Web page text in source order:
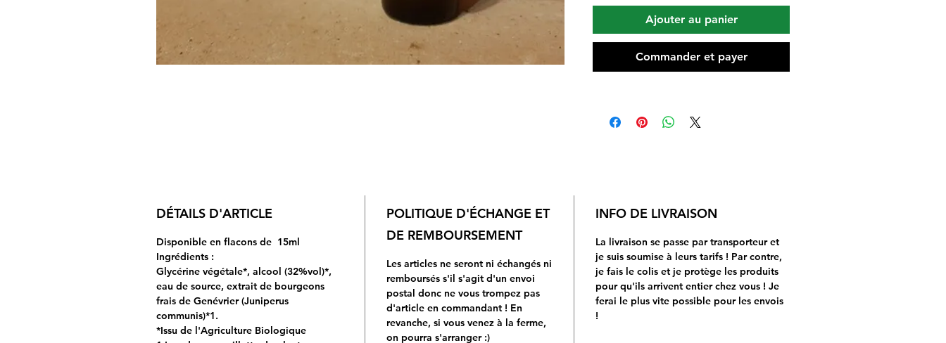
sont citées ci-dessous d’après les
ouvrages de N. Macé
«Gemmothérapie» et des Dr et
Pr Piterà di Clima et Nicoletti
Conseils d'utilisation :
chaque cure.
Ajouter au panier
Commander et payer
DÉTAILS D'ARTICLE
Disponible en flacons de 15ml
Ingrédients :
Glycérine végétale*, alcool (32%vol)*,
eau de source, extrait de bourgeons
frais de Genévrier (Juniperus
communis)*1.
*Issu de l'Agriculture Biologique
POLITIQUE D'ÉCHANGE ET
DE REMBOURSEMENT
Les articles ne seront ni échangés ni
remboursés s'il s'agit d'un envoi
postal donc ne vous trompez pas
d'article en commandant ! En
revanche, si vous venez à la ferme,
on pourra s'arranger :)
INFO DE LIVRAISON
La livraison se passe par transporteur et
je suis soumise à leurs tarifs ! Par contre,
je fais le colis et je protège les produits
pour qu'ils arrivent entier chez vous ! Je
ferai le plus vite possible pour les envois
!